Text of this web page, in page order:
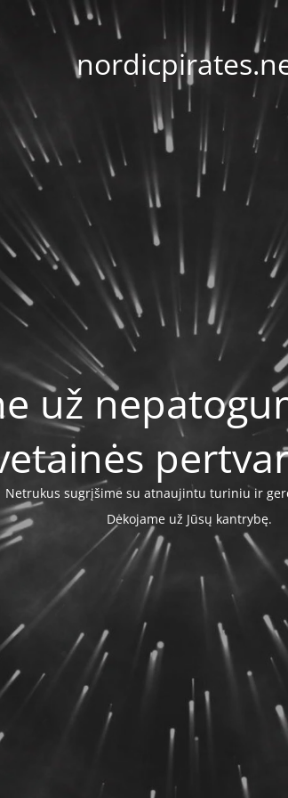
už
Netrukus sugrįšime su atnaujintu turiniu ir
Dėkojame už Jūsų kantrybę.